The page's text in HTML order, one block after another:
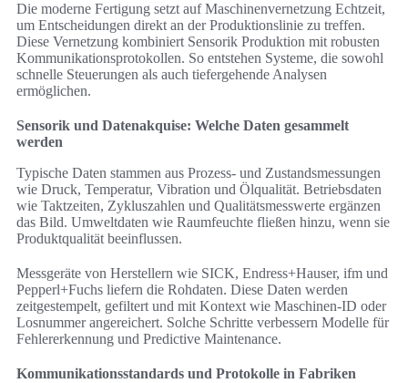
Die moderne Fertigung setzt auf Maschinenvernetzung Echtzeit,
um Entscheidungen direkt an der Produktionslinie zu treffen.
Diese Vernetzung kombiniert Sensorik Produktion mit robusten
Kommunikationsprotokollen. So entstehen Systeme, die sowohl
schnelle Steuerungen als auch tiefergehende Analysen
ermöglichen.
Sensorik und Datenakquise: Welche Daten gesammelt
werden
Typische Daten stammen aus Prozess- und Zustandsmessungen
wie Druck, Temperatur, Vibration und Ölqualität. Betriebsdaten
wie Taktzeiten, Zykluszahlen und Qualitätsmesswerte ergänzen
das Bild. Umweltdaten wie Raumfeuchte fließen hinzu, wenn sie
Produktqualität beeinflussen.
Messgeräte von Herstellern wie SICK, Endress+Hauser, ifm und
Pepperl+Fuchs liefern die Rohdaten. Diese Daten werden
zeitgestempelt, gefiltert und mit Kontext wie Maschinen-ID oder
Losnummer angereichert. Solche Schritte verbessern Modelle für
Fehlererkennung und Predictive Maintenance.
Kommunikationsstandards und Protokolle in Fabriken